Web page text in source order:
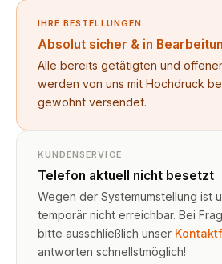
IHRE BESTELLUNGEN
Absolut sicher & in
Alle bereits getätigten und
werden von uns mit Hochdruck
gewohnt versendet.
KUNDENSERVICE
Telefon aktuell nicht besetzt
Wegen der Systemumstellung ist
temporär nicht erreichbar. Bei
bitte ausschließlich unser
antworten schnellstmöglich!